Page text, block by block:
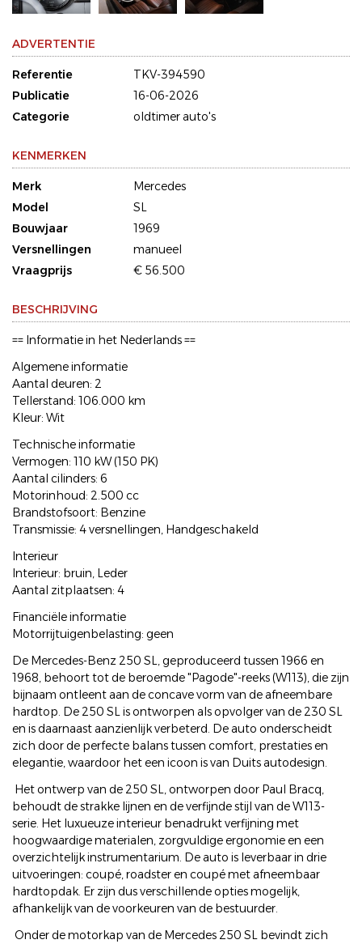
ADVERTENTIE
Referentie
TKV-394590
Publicatie
16-06-2026
Categorie
oldtimer auto's
KENMERKEN
Merk
Mercedes
Model
SL
Bouwjaar
1969
Versnellingen
manueel
Vraagprijs
€ 56.500
BESCHRIJVING
== Informatie in het Nederlands ==
Algemene informatie
Aantal deuren: 2
Tellerstand: 106.000 km
Kleur: Wit
Technische informatie
Vermogen: 110 kW (150 PK)
Aantal cilinders: 6
Motorinhoud: 2.500 cc
Brandstofsoort: Benzine
Transmissie: 4 versnellingen, Handgeschakeld
Interieur
Interieur: bruin, Leder
Aantal zitplaatsen: 4
Financiële informatie
Motorrijtuigenbelasting: geen
De Mercedes-Benz 250 SL, geproduceerd tussen 1966 en
1968, behoort tot de beroemde "Pagode"-reeks (W113), die zijn
bijnaam ontleent aan de concave vorm van de afneembare
hardtop. De 250 SL is ontworpen als opvolger van de 230 SL
en is daarnaast aanzienlijk verbeterd. De auto onderscheidt
zich door de perfecte balans tussen comfort, prestaties en
elegantie, waardoor het een icoon is van Duits autodesign.
Het ontwerp van de 250 SL, ontworpen door Paul Bracq,
behoudt de strakke lijnen en de verfijnde stijl van de W113-
serie. Het luxueuze interieur benadrukt verfijning met
hoogwaardige materialen, zorgvuldige ergonomie en een
overzichtelijk instrumentarium. De auto is leverbaar in drie
uitvoeringen: coupé, roadster en coupé met afneembaar
hardtopdak. Er zijn dus verschillende opties mogelijk,
afhankelijk van de voorkeuren van de bestuurder.
Onder de motorkap van de Mercedes 250 SL bevindt zich